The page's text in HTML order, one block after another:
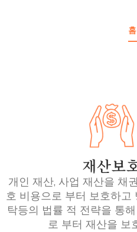
재산보
개인 재산, 사업 재산을 채
호 비용으로 부터 보호하고
탁등의 법률 적 전략을 통
로 부터 재산을 보